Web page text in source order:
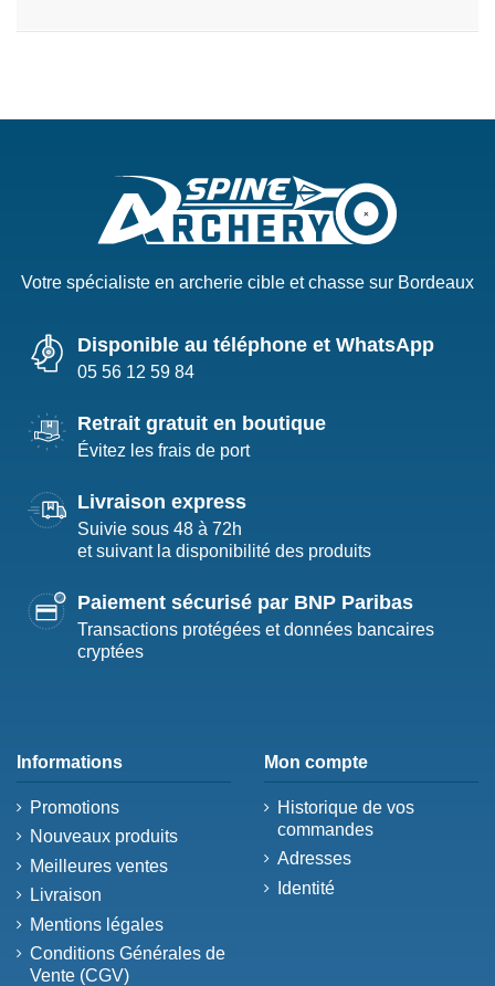
Votre spécialiste en archerie cible et chasse sur Bordeaux
Disponible au téléphone et WhatsApp
05 56 12 59 84
Retrait gratuit en boutique
Évitez les frais de port
Livraison express
Suivie sous 48 à 72h
et suivant la disponibilité des produits
Paiement sécurisé par BNP Paribas
Transactions protégées et données bancaires
cryptées
Informations
Promotions
Nouveaux produits
Meilleures ventes
Livraison
Mentions légales
Conditions Générales de
Vente (CGV)
Mon compte
Historique de vos
commandes
Adresses
Identité